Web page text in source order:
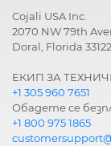
Cojali USA Inc.
2070 NW 79th
Doral, Florida
ЕКИП ЗА
+1 305 960 7651
Обадете се
+1 800 975 1865